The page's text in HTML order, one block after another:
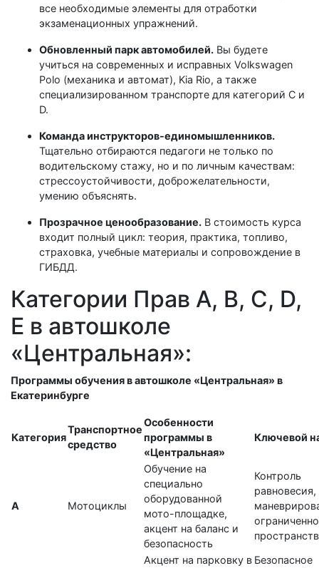
все необходимые элементы для отработки
экзаменационных упражнений.
Обновленный парк автомобилей. Вы будете
учиться на современных и исправных Volkswagen
Polo (механика и автомат), Kia Rio, а также
специализированном транспорте для категорий C и
D.
Команда инструкторов-единомышленников.
Тщательно отбираются педагоги не только по
водительскому стажу, но и по личным качествам:
стрессоустойчивости, доброжелательности,
умению объяснять.
Прозрачное ценообразование. В стоимость курса
входит полный цикл: теория, практика, топливо,
страховка, учебные материалы и сопровождение в
ГИБДД.
Категории Прав A, B, C, D,
E в автошколе
«Центральная»:
Программы обучения в автошколе «Центральная» в
Екатеринбурге
Категория
Транспортное
средство
Особенности
программы в
«Центральная»
Ключевой
А Мотоциклы
Обучение на
специально
оборудованной
мото-площадке,
акцент на баланс и
безопасность
Контроль
равновесия,
Акцент на парковку в Безопасное